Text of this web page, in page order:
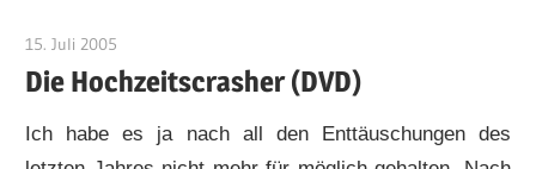
15. Juli 2005
Die Hochzeitscrasher (DVD)
Ich habe es ja nach all den Enttäuschungen des